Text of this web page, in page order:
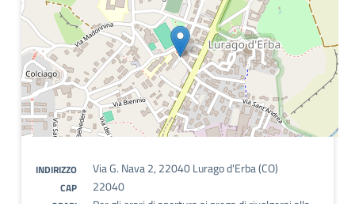
INDIRIZZO Via G. Nava 2, 22040 Lurago d'Erba (CO)
CAP 22040